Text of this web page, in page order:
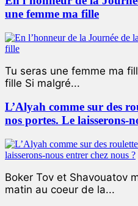
une femme ma fille
Tu seras une femme ma
fille Si malgré...
L’Alyah comme sur des
nos portes. Le laisserons-
Boker Tov et Shavouatov
matin au coeur de la...